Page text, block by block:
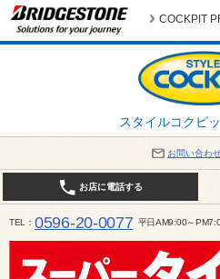
スタイルコクピ
COCKPIT
お問い合わ
お店に電話する
TEL 0596-20-0077 平日AM9:00～